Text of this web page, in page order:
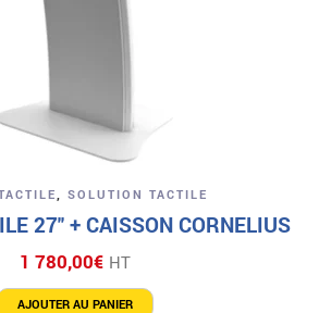
SOLUTION TACTILE
27″ + CAISSON CORNELIUS
1 780,00€ HT
AJOUTER AU PANIER